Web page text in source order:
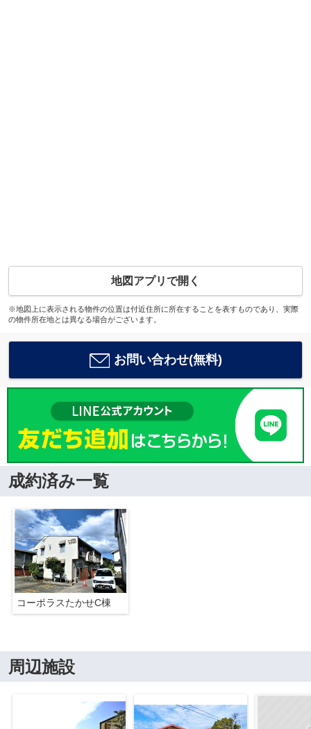
地図アプリで開く
※地図上に表示される物件の位置は付近住所に所在することを表すものであり、実際
の物件所在地とは異なる場合がございます。
お問い合わせ(無料)
成約済み一覧
コーポラスたかせC棟
周辺施設